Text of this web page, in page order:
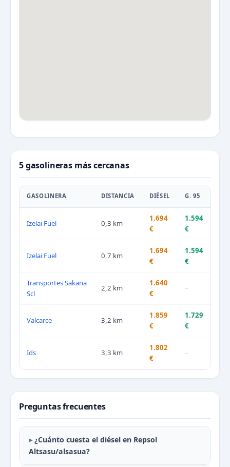
5 gasolineras más cercanas
GASOLINERA DISTANCIA DIÉSEL G. 95
Izelai Fuel 0,3 km
1.694
€
1.594
€
Izelai Fuel 0,7 km
1.694
€
1.594
€
Transportes Sakana
Scl
2,2 km
1.640
€
–
Valcarce 3,2 km
1.859
€
1.729
€
Ids 3,3 km
1.802
€
–
Preguntas frecuentes
¿Cuánto cuesta el diésel en Repsol
Altsasu/alsasua?